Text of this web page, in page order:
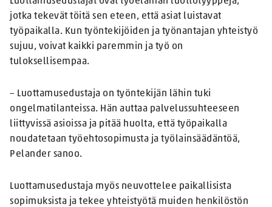
jotka tekevät töitä sen eteen, että asiat luistavat
työpaikalla. Kun työntekijöiden ja työnantajan yhteistyö
sujuu, voivat kaikki paremmin ja työ on
tuloksellisempaa.
– Luottamusedustaja on työntekijän lähin tuki
ongelmatilanteissa. Hän auttaa palvelussuhteeseen
liittyvissä asioissa ja pitää huolta, että työpaikalla
noudatetaan työehtosopimusta ja työlainsäädäntöä,
Pelander sanoo.
Luottamusedustaja myös neuvottelee paikallisista
sopimuksista ja tekee yhteistyötä muiden henkilöstön